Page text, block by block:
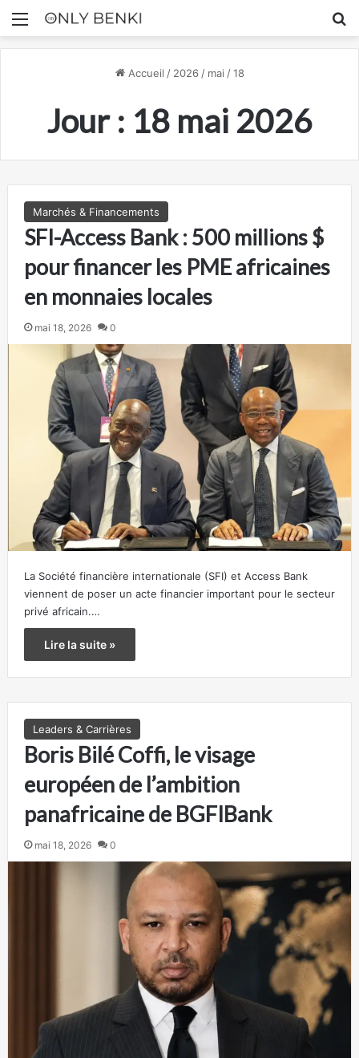
Menu
Accueil / 2026 / mai / 18
Jour : 18 mai 2026
Marchés & Financements
SFI-Access Bank : 500 millions $
pour financer les PME africaines
en monnaies locales
mai 18, 2026 0
La Société financière internationale (SFI) et Access Bank
viennent de poser un acte financier important pour le secteur
privé africain.…
Lire la suite »
Leaders & Carrières
Boris Bilé Coffi, le visage
européen de l’ambition
panafricaine de BGFIBank
mai 18, 2026 0